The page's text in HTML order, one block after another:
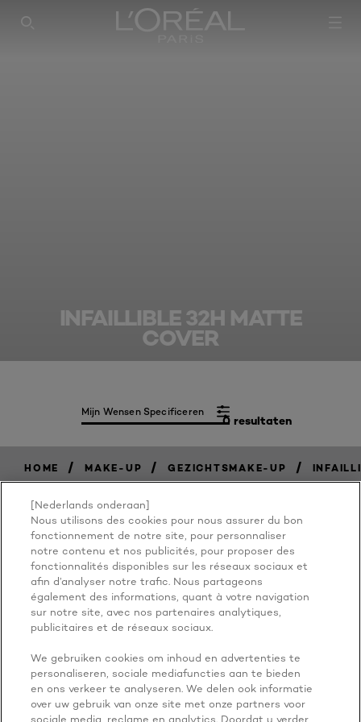
INFAILLIBLE 32H MATTE
COVER
0 resultaten
Mijn Wensen Specificeren
HOME / MAKE-UP / GEZICHTSMAKE-UP /
BECAUSE
YOU'RE
WORTH IT
[Nederlands onderaan]
Nous utilisons des cookies pour nous assurer du bon
fonctionnement de notre site, pour personnaliser
notre contenu et nos publicités, pour proposer des
fonctionnalités disponibles sur les réseaux sociaux et
afin d’analyser notre trafic. Nous partageons
également des informations, quant à votre navigation
sur notre site, avec nos partenaires analytiques,
publicitaires et de réseaux sociaux.
We gebruiken cookies om inhoud en advertenties te
personaliseren, sociale mediafuncties aan te bieden
en ons verkeer te analyseren. We delen ook informatie
over uw gebruik van onze site met onze partners voor
sociale media, reclame en analytics. Doordat u verder